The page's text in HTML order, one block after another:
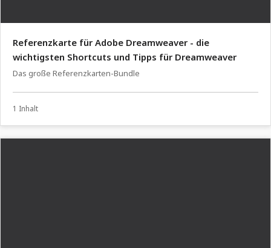
Referenzkarte für Adobe Dreamweaver - die
wichtigsten Shortcuts und Tipps für Dreamweaver
Das große Referenzkarten-Bundle
1 Inhalt